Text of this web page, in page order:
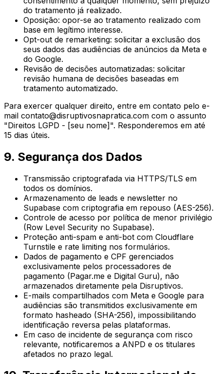
do tratamento já realizado.
Oposição: opor-se ao tratamento realizado com
base em legítimo interesse.
Opt-out de remarketing: solicitar a exclusão dos
seus dados das audiências de anúncios da Meta e
do Google.
Revisão de decisões automatizadas: solicitar
revisão humana de decisões baseadas em
tratamento automatizado.
Para exercer qualquer direito, entre em contato pelo e-
mail contato@disruptivosnapratica.com com o assunto
"Direitos LGPD - [seu nome]". Responderemos em até
15 dias úteis.
9. Segurança dos Dados
Transmissão criptografada via HTTPS/TLS em
todos os domínios.
Armazenamento de leads e newsletter no
Supabase com criptografia em repouso (AES-256).
Controle de acesso por política de menor privilégio
(Row Level Security no Supabase).
Proteção anti-spam e anti-bot com Cloudflare
Turnstile e rate limiting nos formulários.
Dados de pagamento e CPF gerenciados
exclusivamente pelos processadores de
pagamento (Pagar.me e Digital Guru), não
armazenados diretamente pela Disruptivos.
E-mails compartilhados com Meta e Google para
audiências são transmitidos exclusivamente em
formato hasheado (SHA-256), impossibilitando
identificação reversa pelas plataformas.
Em caso de incidente de segurança com risco
relevante, notificaremos a ANPD e os titulares
afetados no prazo legal.